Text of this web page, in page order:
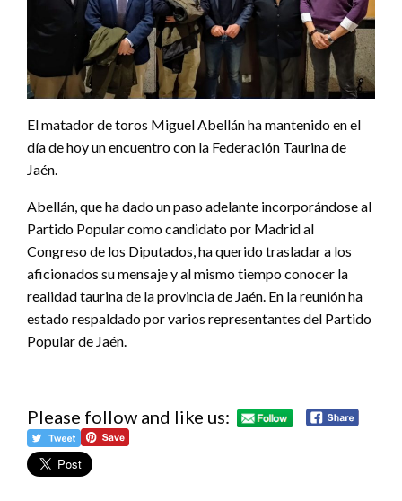
El matador de toros Miguel Abellán ha mantenido en el
día de hoy un encuentro con la Federación Taurina de
Jaén.
Abellán, que ha dado un paso adelante incorporándose al
Partido Popular como candidato por Madrid al
Congreso de los Diputados, ha querido trasladar a los
aficionados su mensaje y al mismo tiempo conocer la
realidad taurina de la provincia de Jaén. En la reunión ha
estado respaldado por varios representantes del Partido
Popular de Jaén.
Please follow and like us: